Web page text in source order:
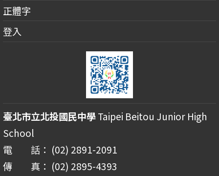
正體字
登入
臺北市立北投國民中學Taipei Beitou Junior High
School
電 話： (02) 2891-2091
傳 真： (02) 2895-4393